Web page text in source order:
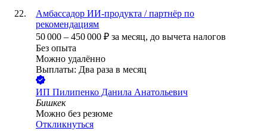
Амбассадор ИИ-продукта / партнёр по
рекомендациям
50 000 – 450 000 ₽ за месяц, до вычета налогов
Без опыта
Можно удалённо
Выплаты: Два раза в месяц
ИП Пилипенко Данила Анатольевич
Бишкек
Можно без резюме
Откликнуться